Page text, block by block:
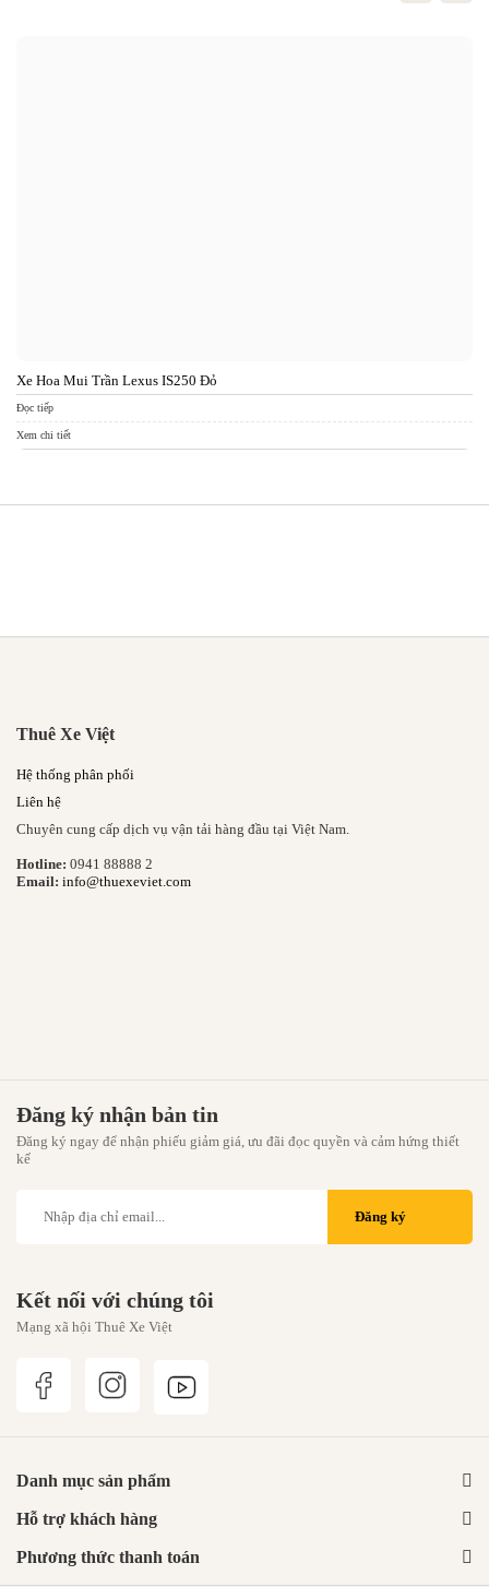
Xe Hoa Mui Trần Lexus IS250 Đỏ
Đọc tiếp
Xem chi tiết
Thuê Xe Việt
Hệ thống phân phối
Liên hệ
Chuyên cung cấp dịch vụ vận tải hàng đầu tại Việt Nam.
Hotline: 0941 88888 2
Email: info@thuexeviet.com
Đăng ký nhận bản tin
Đăng ký ngay để nhận phiếu giảm giá, ưu đãi đọc quyền và cảm hứng thiết
kế
Đăng ký
Kết nối với chúng tôi
Mạng xã hội Thuê Xe Việt
Danh mục sản phẩm
Hỗ trợ khách hàng
Phương thức thanh toán